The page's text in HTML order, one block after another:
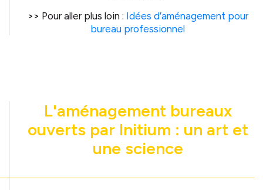
>> Pour aller plus loin : Idées d’aménagement pour
bureau professionnel
L'aménagement bureaux
ouverts par Initium : un art et
une science